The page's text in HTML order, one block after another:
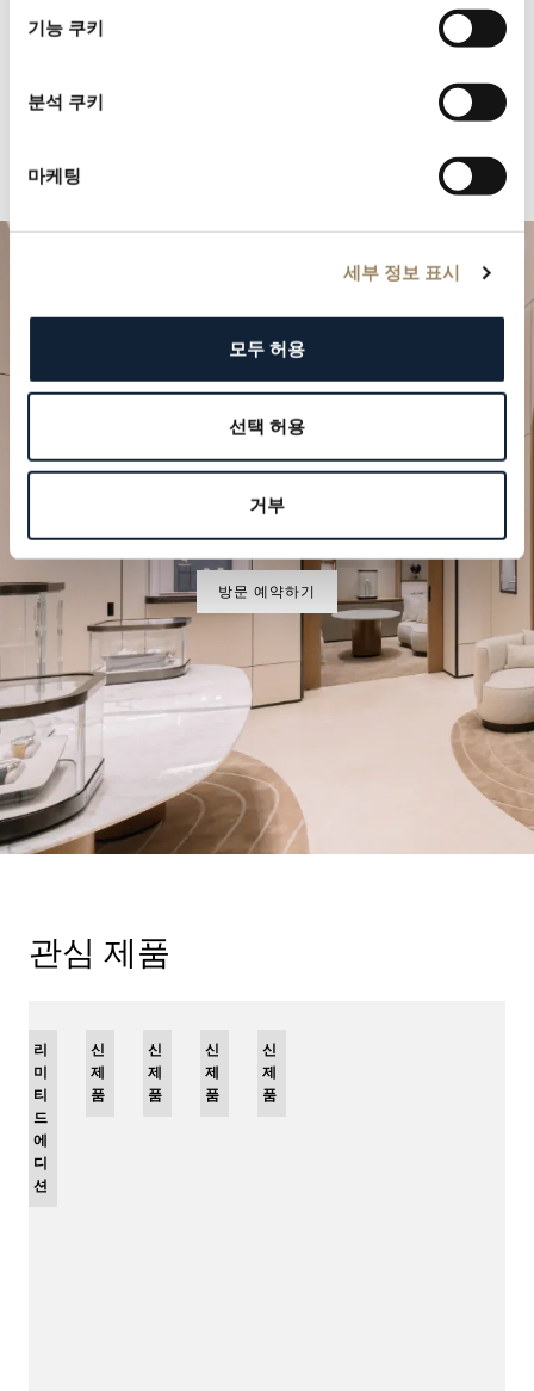
기능 쿠키
분석 쿠키
마케팅
세부 정보 표시
모두 허용
선택 허용
거부
특별한 순간을 계획하세요
브레게의 시계 작품을 부티크에서 만나보십시오.
방문 예약하기
관심 제품
리
미
티
드
에
디
션
신
제
품
신
제
품
신
제
품
신
제
품